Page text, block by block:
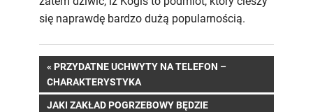
się naprawdę bardzo dużą popularnością.
Nawigacja
wpisu
PREVIOUS
POST:
PRZYDATNE UCHWYTY NA TELEFON –
CHARAKTERYSTYKA
NEXT
JAKI ZAKŁAD POGRZEBOWY BĘDZIE